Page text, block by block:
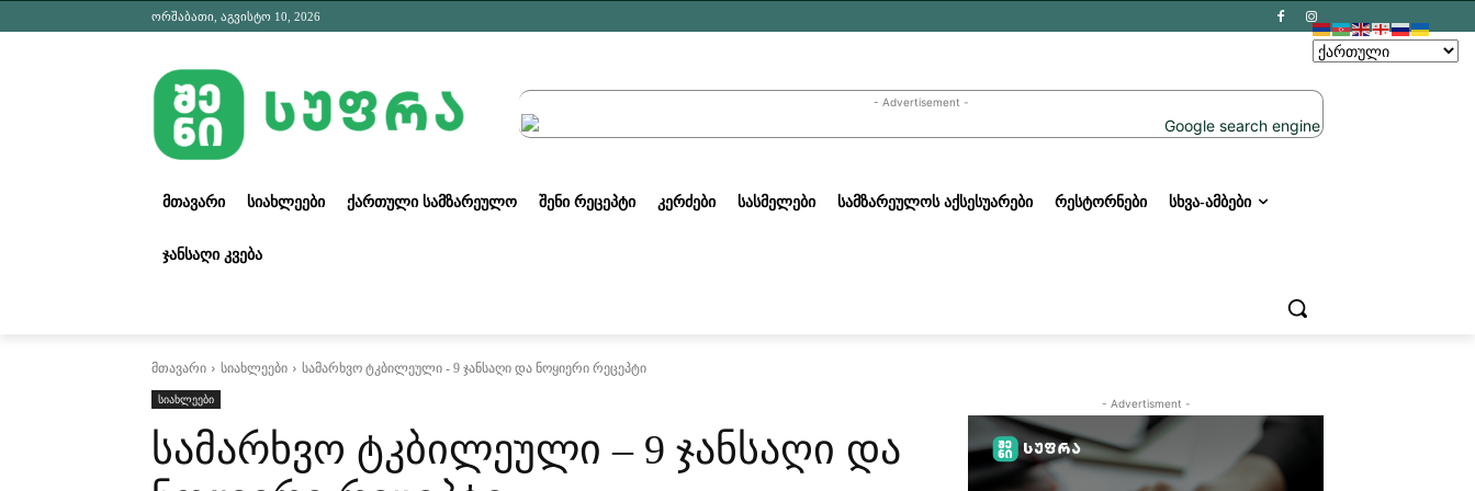
ორშაბათი, აგვისტო 10, 2026
- Advertisement -
ᲛᲗᲐᲕᲐᲠᲘ ᲡᲘᲐᲮᲚᲔᲔᲑᲘ ᲥᲐᲠᲗᲣᲚᲘ ᲡᲐᲛᲖᲐᲠᲔᲣᲚᲝ ᲨᲔᲜᲘ ᲠᲔᲪᲔᲞᲢᲘ ᲙᲔᲠᲫᲔᲑᲘ ᲡᲐᲡᲛᲔᲚᲔᲑᲘ ᲡᲐᲛᲖᲐᲠᲔᲣᲚᲝᲡ ᲐᲥᲡᲔᲡᲣᲐᲠᲔᲑᲘ ᲠᲔᲡᲢᲝᲠᲜᲔᲑᲘ ᲡᲮᲕᲐ-ᲐᲛᲑᲔᲑᲘ
ᲯᲐᲜᲡᲐᲦᲘ ᲙᲕᲔᲑᲐ
მთავარი სიახლეები
სამარხვო ტკბილეული - 9 ჯანსაღი და ნოყიერი რეცეპტი
სიახლეები
სამარხვო ტკბილეული – 9 ჯანსაღი და
- Advertisment -